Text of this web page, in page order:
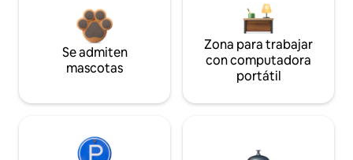
Se admiten
mascotas
Zona para trabajar
con computadora
portátil